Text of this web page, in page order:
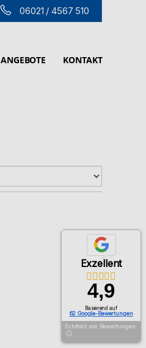
06021 / 4567 510
ANGEBOTE KONTAKT
Exzellent
4,9
Basierend auf
62 Google-Bewertungen
Echtheit von Bewertungen